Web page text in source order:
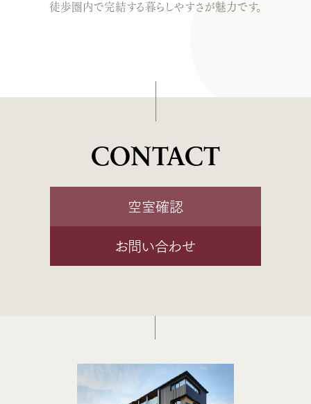
徒歩圏内で完結する暮らしやすさが魅力です。
CONTACT
空室確認
お問い合わせ